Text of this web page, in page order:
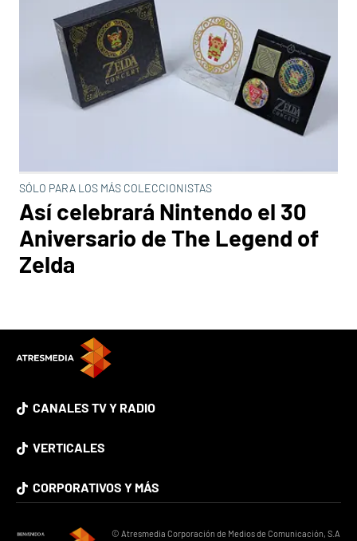
SÓLO PARA LOS MÁS COLECCIONISTAS
Así celebrará Nintendo el 30
Aniversario de The Legend of
Zelda
CANALES TV Y RADIO
VERTICALES
CORPORATIVOS Y MÁS
© Atresmedia Corporación de Medios de Comunicación, S.A